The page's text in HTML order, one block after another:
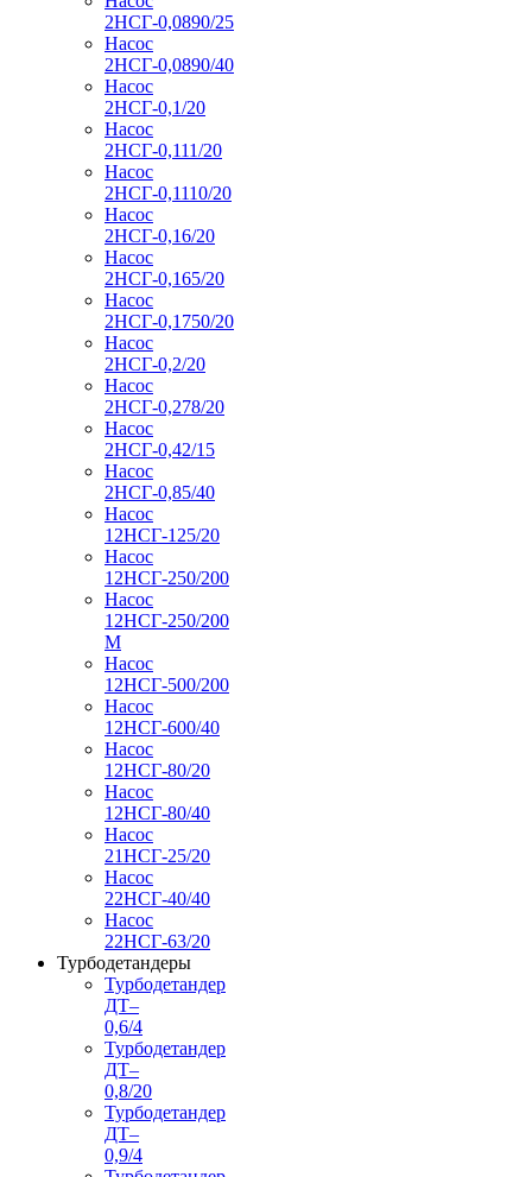
2НСГ-0,0890/25
Насос
2НСГ-0,0890/40
Насос
2НСГ-0,1/20
Насос
2НСГ-0,111/20
Насос
2НСГ-0,1110/20
Насос
2НСГ-0,16/20
Насос
2НСГ-0,165/20
Насос
2НСГ-0,1750/20
Насос
2НСГ-0,2/20
Насос
2НСГ-0,278/20
Насос
2НСГ-0,42/15
Насос
2НСГ-0,85/40
Насос
12НСГ-125/20
Насос
12НСГ-250/200
Насос
12НСГ-250/200
М
Насос
12НСГ-500/200
Насос
12НСГ-600/40
Насос
12НСГ-80/20
Насос
12НСГ-80/40
Насос
21НСГ-25/20
Насос
22НСГ-40/40
Насос
22НСГ-63/20
Турбодетандеры
Турбодетандер
ДТ–
0,6/4
Турбодетандер
ДТ–
0,8/20
Турбодетандер
ДТ–
0,9/4